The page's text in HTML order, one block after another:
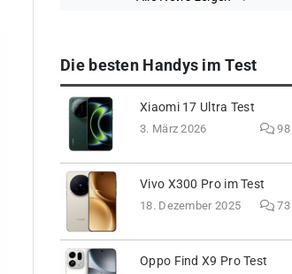
Die besten Handys im Test
Xiaomi 17 Ultra Test
3. März 2026 98
Vivo X300 Pro im Test
18. Dezember 2025 73
Oppo Find X9 Pro Test